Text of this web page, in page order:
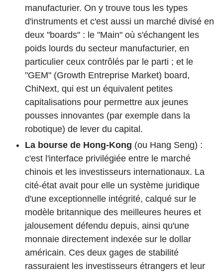
manufacturier. On y trouve tous les types
d'instruments et c'est aussi un marché divisé en
deux "boards" : le "Main" où s'échangent les
poids lourds du secteur manufacturier, en
particulier ceux contrôlés par le parti ; et le
"GEM" (Growth Entreprise Market) board,
ChiNext, qui est un équivalent petites
capitalisations pour permettre aux jeunes
pousses innovantes (par exemple dans la
robotique) de lever du capital.
La bourse de Hong-Kong (ou Hang Seng) :
c'est l'interface privilégiée entre le marché
chinois et les investisseurs internationaux. La
cité-état avait pour elle un système juridique
d'une exceptionnelle intégrité, calqué sur le
modèle britannique des meilleures heures et
jalousement défendu depuis, ainsi qu'une
monnaie directement indexée sur le dollar
américain. Ces deux gages de stabilité
rassuraient les investisseurs étrangers et leur